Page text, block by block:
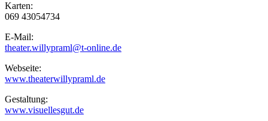
Karten:
069 43054734
E-Mail:
theater.willypraml@t-online.de
Webseite:
www.theaterwillypraml.de
Gestaltung:
www.visuellesgut.de